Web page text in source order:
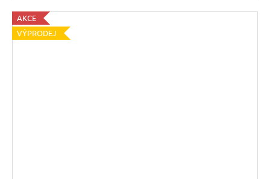
AKCE
VÝPRODEJ